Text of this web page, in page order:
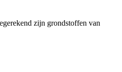
zijn grondstoffen van